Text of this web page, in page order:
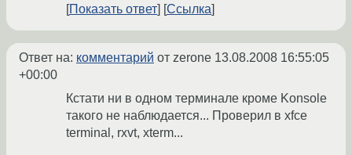
Показать ответ Ссылка
Ответ на: комментарий от zerone 13.08.2008 16:55:05
+00:00
Кстати ни в одном терминале кроме Konsole
такого не наблюдается... Проверил в xfce
terminal, rxvt, xterm...